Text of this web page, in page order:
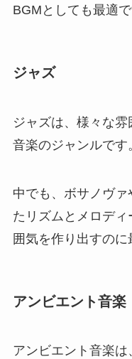
BGMとしても最適で
ジャズ
ジャズは、様々な
音楽のジャンルです
中でも、ボサノヴ
たリズムとメロデ
囲気を作り出すのに
アンビエント音楽
アンビエント音楽